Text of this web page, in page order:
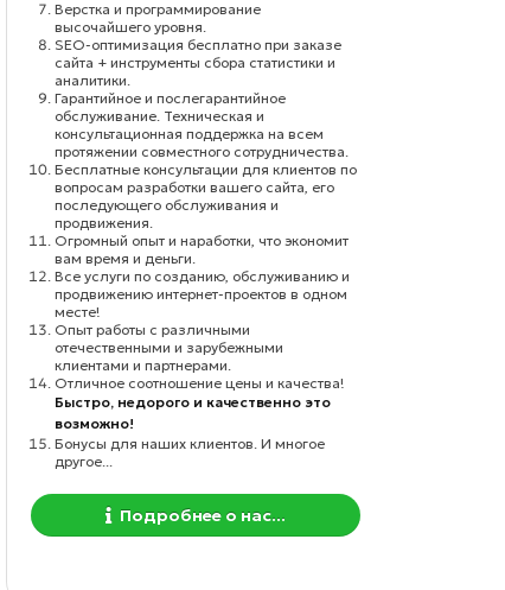
Верстка и программирование
высочайшего уровня.
SEO-оптимизация бесплатно при заказе
сайта + инструменты сбора статистики и
аналитики.
Гарантийное и послегарантийное
обслуживание. Техническая и
консультационная поддержка на всем
протяжении совместного сотрудничества.
Бесплатные консультации для клиентов по
вопросам разработки вашего сайта, его
последующего обслуживания и
продвижения.
Огромный опыт и наработки, что экономит
вам время и деньги.
Все услуги по созданию, обслуживанию и
продвижению интернет-проектов в одном
месте!
Опыт работы с различными
отечественными и зарубежными
клиентами и партнерами.
Отличное соотношение цены и качества!
Быстро, недорого и качественно это
возможно!
Бонусы для наших клиентов. И многое
другое...
Подробнее о нас...